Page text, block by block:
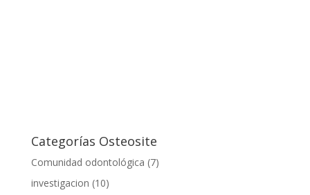
Categorías Osteosite
Comunidad odontológica (7)
investigacion (10)